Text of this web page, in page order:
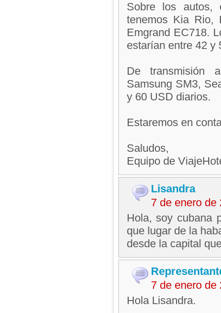
Sobre los autos,
tenemos Kia Rio,
Emgrand EC718.
estarían entre 42 y
De transmisión
Samsung SM3,
y 60 USD diarios.
Estaremos en
Saludos,
Equipo de
Lisandra
7 de enero de
Hola, soy cubana
que lugar de la
desde la capital
7 de enero de
Hola Lisandra.